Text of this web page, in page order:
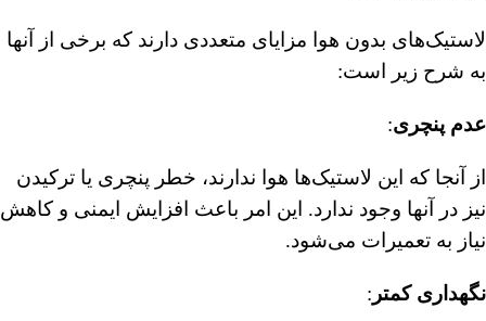
لاستیک‌های بدون هوا مزایای متعددی دارند که برخی از آنها
به شرح زیر است:
عدم پنچری:
از آنجا که این لاستیک‌ها هوا ندارند، خطر پنچری یا ترکیدن
نیز در آنها وجود ندارد. این امر باعث افزایش ایمنی و کاهش
نیاز به تعمیرات می‌شود.
نگهداری کمتر :